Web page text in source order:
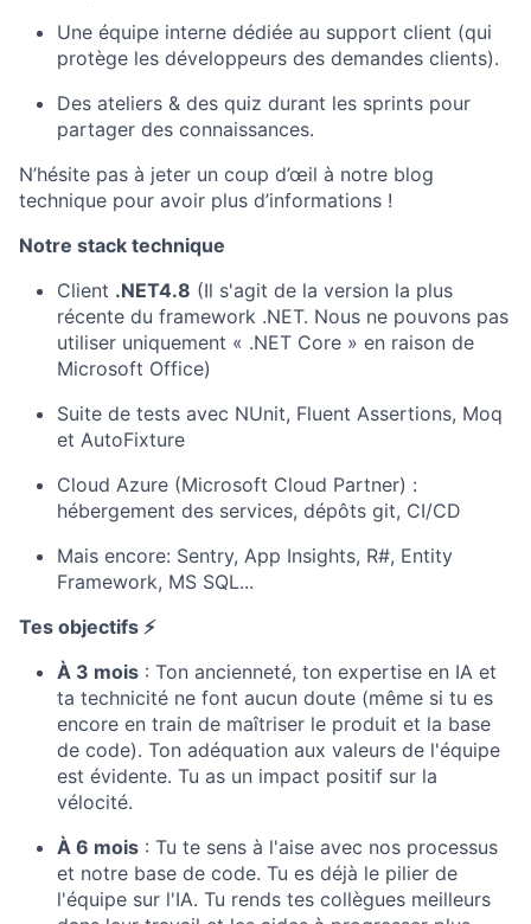
Une équipe interne dédiée au support client (qui
protège les développeurs des demandes clients).
Des ateliers & des quiz durant les sprints pour
partager des connaissances.
N’hésite pas à jeter un coup d’œil à notre blog
technique pour avoir plus d’informations !
Notre stack technique
Client .NET4.8 (Il s'agit de la version la plus
récente du framework .NET. Nous ne pouvons pas
utiliser uniquement « .NET Core » en raison de
Microsoft Office)
Suite de tests avec NUnit, Fluent Assertions, Moq
et AutoFixture
Cloud Azure (Microsoft Cloud Partner) :
hébergement des services, dépôts git, CI/CD
Mais encore: Sentry, App Insights, R#, Entity
Framework, MS SQL...
Tes objectifs ⚡
À 3 mois : Ton ancienneté, ton expertise en IA et
ta technicité ne font aucun doute (même si tu es
encore en train de maîtriser le produit et la base
de code). Ton adéquation aux valeurs de l'équipe
est évidente. Tu as un impact positif sur la
vélocité.
À 6 mois : Tu te sens à l'aise avec nos processus
et notre base de code. Tu es déjà le pilier de
l'équipe sur l'IA. Tu rends tes collègues meilleurs